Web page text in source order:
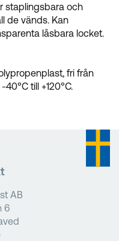
staplingsbara och
de vänds. Kan
låsbara locket.
fri från
till +120°C.
AB
6